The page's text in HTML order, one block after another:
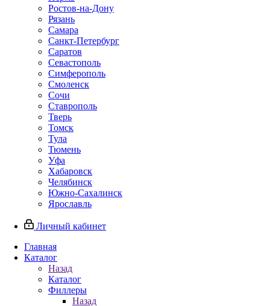
Ростов-на-Дону
Рязань
Самара
Санкт-Петербург
Саратов
Севастополь
Симферополь
Смоленск
Сочи
Ставрополь
Тверь
Томск
Тула
Тюмень
Уфа
Хабаровск
Челябинск
Южно-Сахалинск
Ярославль
Личный кабинет
Главная
Каталог
Назад
Каталог
Филлеры
Назад